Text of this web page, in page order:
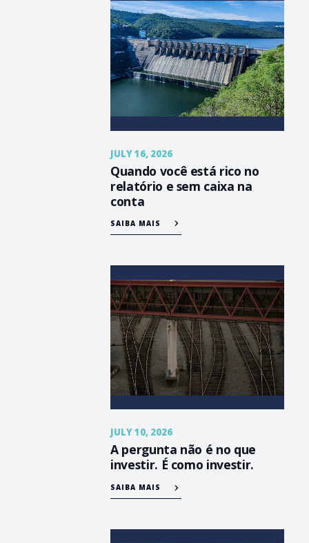
JULY 16, 2026
Quando você está rico no
relatório e sem caixa na
conta
SAIBA MAIS
JULY 10, 2026
A pergunta não é no que
investir. É como investir.
SAIBA MAIS